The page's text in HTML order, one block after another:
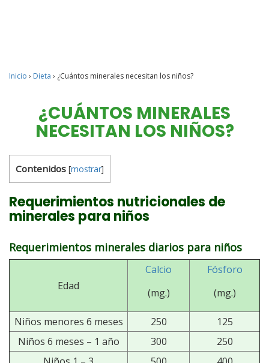
Inicio › Dieta › ¿Cuántos minerales necesitan los niños?
¿CUÁNTOS MINERALES
NECESITAN LOS NIÑOS?
Contenidos [mostrar]
Requerimientos nutricionales de
minerales para niños
Requerimientos minerales diarios para niños
Edad
Calcio
(mg.)
Fósforo
(mg.)
Niños menores 6 meses 250
125
Niños 6 meses – 1 año
300
250